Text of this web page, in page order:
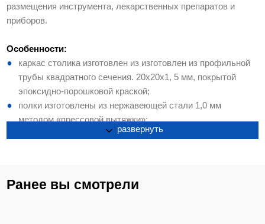
размещения инструмента, лекарственных препаратов и
приборов.
Особенности:
каркас столика изготовлен из изготовлен из профильной
трубы квадратного сечения. 20х20х1, 5 мм, покрытой
эпоксидно-порошковой краской;
полки изготовлены из нержавеющей стали 1,0 мм
методом «прессовой вытяжки»;
поверхность столика устойчива к ударам, сколам,
D= 50 мм. Два колеса снабжены тормозом;
развернуть
Ранее вы смотрели